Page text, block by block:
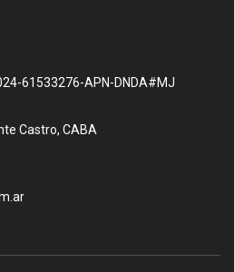
61533276-APN-DNDA#MJ
Castro, CABA